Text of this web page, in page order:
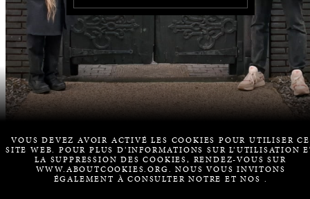
VOUS DEVEZ AVOIR ACTIVÉ LES COOKIES POUR UTILISER CE
SITE WEB. POUR PLUS D’INFORMATIONS SUR L’UTILISATION
LA SUPPRESSION DES COOKIES, RENDEZ-VOUS SUR
WWW.ABOUTCOOKIES.ORG. NOUS VOUS INVITONS
ÉGALEMENT À CONSULTER NOTRE ET NOS .